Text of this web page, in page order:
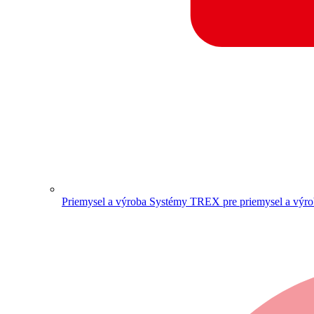
Priemysel a výroba Systémy TREX pre priemysel a